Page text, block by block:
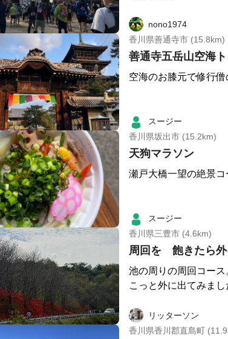
nono1974
香川県善通寺市 (15.8km)
善通寺五岳山空海
空海のお膝元で修行
スージー
香川県坂出市 (15.2km)
天狗マラソン
瀬戸大橋一望の絶景コ
スージー
香川県三豊市 (4.6km)
周回を 飽きたら
池の周りの周回コー
こっと外に出てみました。 自分で迷わないためにも…(
パーク⚽️”が見えてき
はUターン↩️する感じ
リッターソン
香川県香川郡直島町